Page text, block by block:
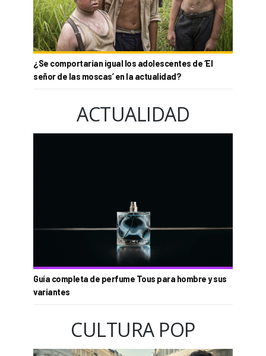
¿Se comportarían igual los adolescentes de ‘El
señor de las moscas’ en la actualidad?
ACTUALIDAD
Guía completa de perfume Tous para hombre y sus
variantes
CULTURA POP